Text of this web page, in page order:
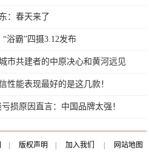
：春天来了
“浴霸”四摄3.12发布
市共建者的中原决心和黄河远见
性能表现最好的是这几款！
损原因直言：中国品牌太强！
版权声明 加入我们
网站地图